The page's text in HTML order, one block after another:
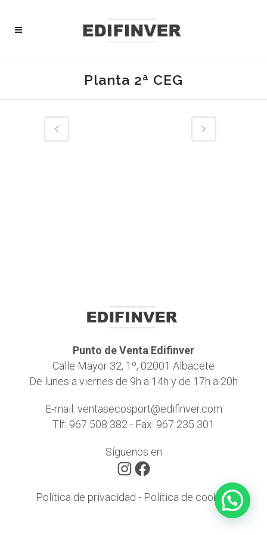
Planta 2ª CEG
Punto de Venta Edifinver
Calle Mayor 32, 1º, 02001 Albacete
De lunes a viernes de 9h a 14h y de 17h a 20h
E-mail: ventasecosport@edifinver.com
Tlf: 967 508 382 - Fax: 967 235 301
Síguenos en
Instagram
Facebook
Política de privacidad - Política de cookies